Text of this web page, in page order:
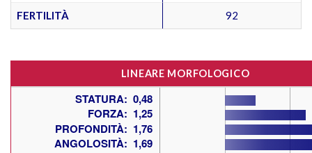
FERTILITÀ 92
LINEARE MORFOLOGICO